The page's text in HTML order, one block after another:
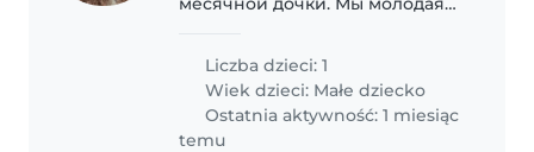
из дома. Ищем доброго,
заботливого человека, который
любит проводить время с
детьми и сможет заботиться..
Liczba dzieci: 1
Wiek dzieci: Małe dziecko
Ostatnia aktywność: 1 miesiąc
temu